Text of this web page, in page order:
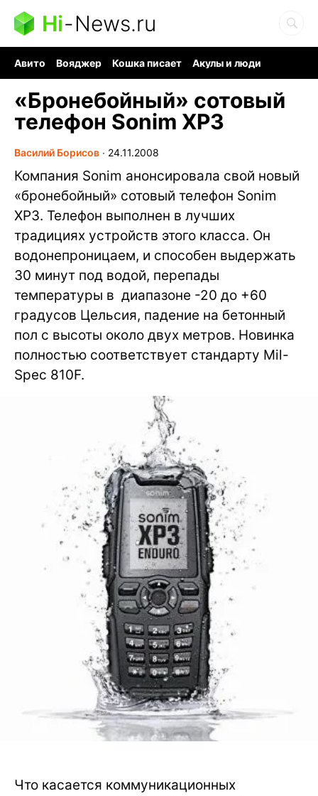
Hi-News.ru
Авито Вояджер Кошка писает
Акулы и люди
«Бронебойный» сотовый
телефон Sonim XP3
Василий Борисов ∙ 24.11.2008
Компания Sonim анонсировала свой новый
«бронебойный» сотовый телефон Sonim
XP3. Телефон выполнен в лучших
традициях устройств этого класса. Он
водонепроницаем, и способен выдержать
30 минут под водой, перепады
температуры в диапазоне -20 до +60
градусов Цельсия, падение на бетонный
пол с высоты около двух метров. Новинка
полностью соответствует стандарту Mil-
Spec 810F.
Что касается коммуникационных